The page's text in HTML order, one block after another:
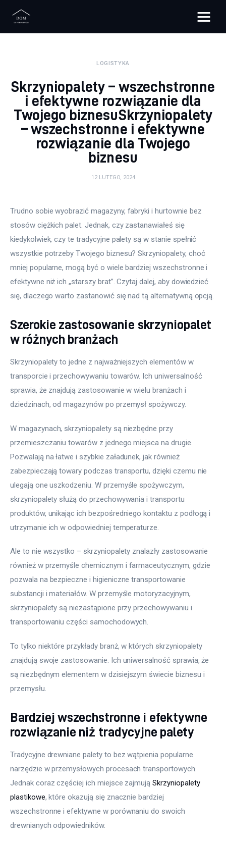
Bloggers Unite
Materiały budowlane
Meble
Ściany
Remont
Meble
Więcej
LOGISTYKA
Skrzyniopalety – wszechstronne
i efektywne rozwiązanie dla
Twojego biznesuSkrzyniopalety
– wszechstronne i efektywne
rozwiązanie dla Twojego
biznesu
12 LUTEGO, 2024
Trudno sobie wyobrazić magazyny, fabryki i hurtownie bez
stosów ciężkich palet. Jednak, czy zastanawiałeś się
kiedykolwiek, czy te tradycyjne palety są w stanie spełnić
wszystkie potrzeby Twojego biznesu? Skrzyniopalety, choć
mniej popularne, mogą być o wiele bardziej wszechstronne i
efektywne niż ich „starszy brat”. Czytaj dalej, aby dowiedzieć
się, dlaczego warto zastanowić się nad tą alternatywną opcją.
Szerokie zastosowanie skrzyniopalet
w różnych branżach
Skrzyniopalety to jedne z najważniejszych elementów w
transporcie i przechowywaniu towarów. Ich uniwersalność
sprawia, że znajdują zastosowanie w wielu branżach i
dziedzinach, od magazynów po przemysł spożywczy.
W magazynach, skrzyniopalety są niezbędne przy
przemieszczaniu towarów z jednego miejsca na drugie.
Pozwalają na łatwe i szybkie załadunek, jak również
zabezpieczają towary podczas transportu, dzięki czemu nie
ulegają one uszkodzeniu. W przemyśle spożywczym,
skrzyniopalety służą do przechowywania i transportu
produktów, unikając ich bezpośredniego kontaktu z podłogą i
utrzymanie ich w odpowiedniej temperaturze.
Ale to nie wszystko – skrzyniopalety znalazły zastosowanie
również w przemyśle chemicznym i farmaceutycznym, gdzie
pozwala na bezpieczne i higieniczne transportowanie
substancji i materiałów. W przemyśle motoryzacyjnym,
skrzyniopalety są niezastąpione przy przechowywaniu i
transportowaniu części samochodowych.
To tylko niektóre przykłady branż, w których skrzyniopalety
znajdują swoje zastosowanie. Ich uniwersalność sprawia, że
są niezbędnym elementem w dzisiejszym świecie biznesu i
przemysłu.
Bardziej wszechstronne i efektywne
rozwiązanie niż tradycyjne palety
Tradycyjne drewniane palety to bez wątpienia popularne
narzędzie w przemysłowych procesach transportowych.
Jednak coraz częściej ich miejsce zajmują Skrzyniopalety
plastikowe, które okazują się znacznie bardziej
wszechstronne i efektywne w porównaniu do swoich
drewnianych odpowiedników.